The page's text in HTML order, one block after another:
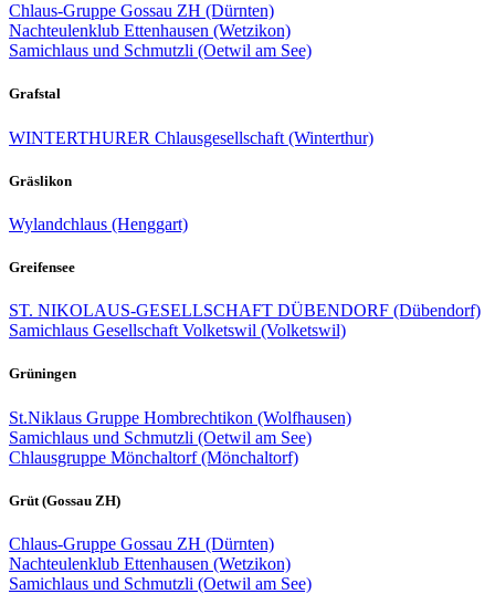
Chlaus-Gruppe Gossau ZH (Dürnten)
Nachteulenklub Ettenhausen (Wetzikon)
Samichlaus und Schmutzli (Oetwil am See)
Grafstal
WINTERTHURER Chlausgesellschaft (Winterthur)
Gräslikon
Wylandchlaus (Henggart)
Greifensee
ST. NIKOLAUS-GESELLSCHAFT DÜBENDORF (Dübendorf)
Samichlaus Gesellschaft Volketswil (Volketswil)
Grüningen
St.Niklaus Gruppe Hombrechtikon (Wolfhausen)
Samichlaus und Schmutzli (Oetwil am See)
Chlausgruppe Mönchaltorf (Mönchaltorf)
Grüt (Gossau ZH)
Chlaus-Gruppe Gossau ZH (Dürnten)
Nachteulenklub Ettenhausen (Wetzikon)
Samichlaus und Schmutzli (Oetwil am See)